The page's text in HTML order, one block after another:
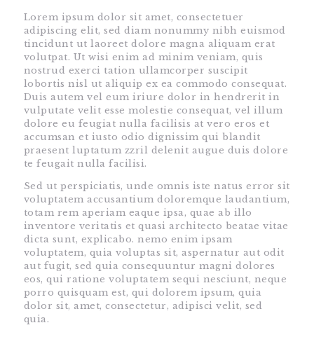
Lorem ipsum dolor sit amet, consectetuer
adipiscing elit, sed diam nonummy nibh euismod
tincidunt ut laoreet dolore magna aliquam erat
volutpat. Ut wisi enim ad minim veniam, quis
nostrud exerci tation ullamcorper suscipit
lobortis nisl ut aliquip ex ea commodo consequat.
Duis autem vel eum iriure dolor in hendrerit in
vulputate velit esse molestie consequat, vel illum
dolore eu feugiat nulla facilisis at vero eros et
accumsan et iusto odio dignissim qui blandit
praesent luptatum zzril delenit augue duis dolore
te feugait nulla facilisi.
Sed ut perspiciatis, unde omnis iste natus error sit
voluptatem accusantium doloremque laudantium,
totam rem aperiam eaque ipsa, quae ab illo
inventore veritatis et quasi architecto beatae vitae
dicta sunt, explicabo. nemo enim ipsam
voluptatem, quia voluptas sit, aspernatur aut odit
aut fugit, sed quia consequuntur magni dolores
eos, qui ratione voluptatem sequi nesciunt, neque
porro quisquam est, qui dolorem ipsum, quia
dolor sit, amet, consectetur, adipisci velit, sed
quia.